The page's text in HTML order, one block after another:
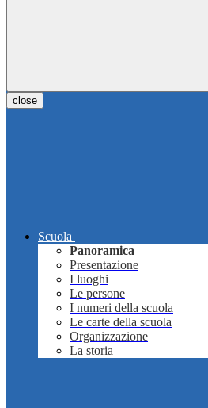
close
Scuola
Panoramica
Presentazione
I luoghi
Le persone
I numeri della scuola
Le carte della scuola
Organizzazione
La storia